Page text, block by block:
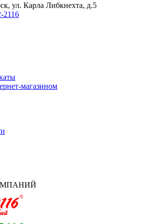
ул. Карла Либкнехта, д.5
2116
магазином